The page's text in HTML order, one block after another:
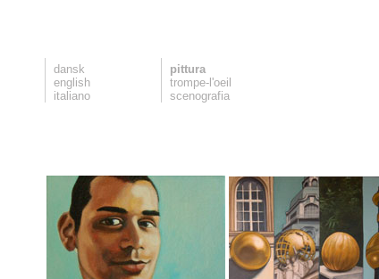
dansk
english
italiano
pittura
trompe-l'oeil
scenografia